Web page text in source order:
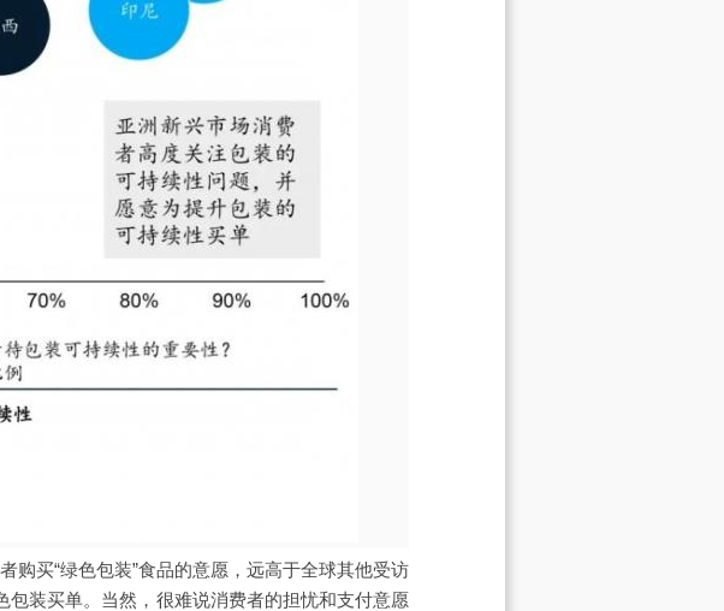
购买“绿色包装”食品的意愿，远高于全球其他受访
装买单。当然，很难说消费者的担忧和支付意愿